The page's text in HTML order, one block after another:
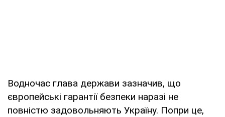
Водночас глава держави зазначив, що
європейські гарантії безпеки наразі не
повністю задовольняють Україну. Попри це,